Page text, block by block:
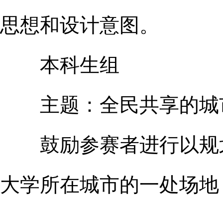
思想和设计意图。
本科生组
主题：全民共享的城
鼓励参赛者进行以规
大学所在城市的一处场